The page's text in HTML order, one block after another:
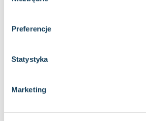
Preferencje
Statystyka
Marketing